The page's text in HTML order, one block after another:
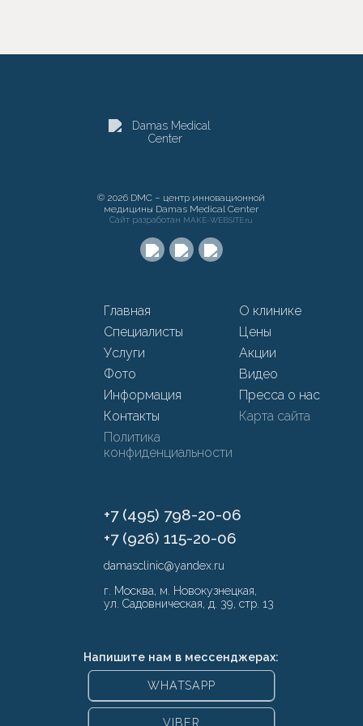
© 2026 DMC – центр инновационной
медицины Damas Medical Center
Сайт разработан MAKE-WEBSITE.ru
Главная
О клинике
Специалисты
Цены
Услуги
Акции
Фото
Видео
Информация
Пресса о нас
Контакты
Карта сайта
Политика
конфиденциальности
+7 (495) 798-20-06
+7 (926) 115-20-06
damasclinic@yandex.ru
г. Москва, м. Новокузнецкая,
ул. Садовническая, д. 39, стр. 13
Напишите нам в мессенджерах:
WHATSAPP
VIBER